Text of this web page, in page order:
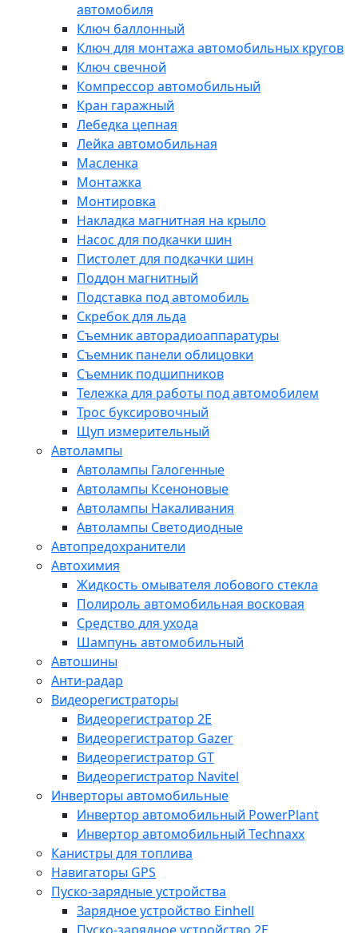
автомобиля
Ключ баллонный
Ключ для монтажа автомобильных кругов
Ключ свечной
Компрессор автомобильный
Кран гаражный
Лебедка цепная
Лейка автомобильная
Масленка
Монтажка
Монтировка
Накладка магнитная на крыло
Насос для подкачки шин
Пистолет для подкачки шин
Поддон магнитный
Подставка под автомобиль
Скребок для льда
Съемник авторадиоаппаратуры
Съемник панели облицовки
Съемник подшипников
Тележка для работы под автомобилем
Трос буксировочный
Щуп измерительный
Автолампы
Автолампы Галогенные
Автолампы Ксеноновые
Автолампы Накаливания
Автолампы Светодиодные
Автопредохранители
Автохимия
Жидкость омывателя лобового стекла
Полироль автомобильная восковая
Средство для ухода
Шампунь автомобильный
Автошины
Анти-радар
Видеорегистраторы
Видеорегистратор 2E
Видеорегистратор Gazer
Видеорегистратор GT
Видеорегистратор Navitel
Инверторы автомобильные
Инвертор автомобильный PowerPlant
Инвертор автомобильный Technaxx
Канистры для топлива
Навигаторы GPS
Пуско-зарядные устройства
Зарядное устройство Einhell